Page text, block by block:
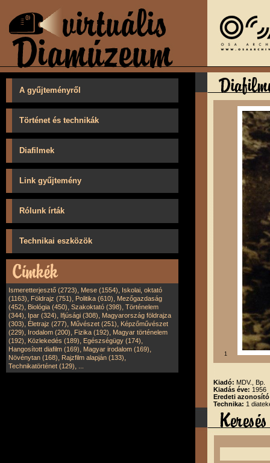
A gyűjteményről
Történet és technikák
Diafilmek
Link gyűjtemény
Rólunk írták
Technikai eszközök
Ismeretterjesztő (2723), Mese (1554), Iskolai, oktató
(1163), Földrajz (751), Politika (610), Mezőgazdaság
(452), Biológia (450), Szakoktató (398), Történelem
(344), Ipar (324), Ifjúsági (308), Magyarország földrajza
(303), Életrajz (277), Művészet (251), Képzőművészet
(229), Irodalom (200), Fizika (192), Magyar történelem
(192), Közlekedés (189), Egészségügy (174),
Hangosított diafilm (169), Magyar irodalom (169),
Növénytan (168), Rajzfilm alapján (133),
Technikatörténet (129),
1
Kiadó: MDV., Bp.
Kiadás éve: 1956
Eredeti
Technika: 1